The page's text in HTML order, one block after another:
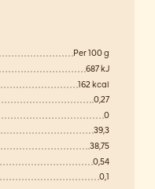
Per 100 g
687 kJ
162 kcal
0,27
0
39,3
38,75
0,54
0,1